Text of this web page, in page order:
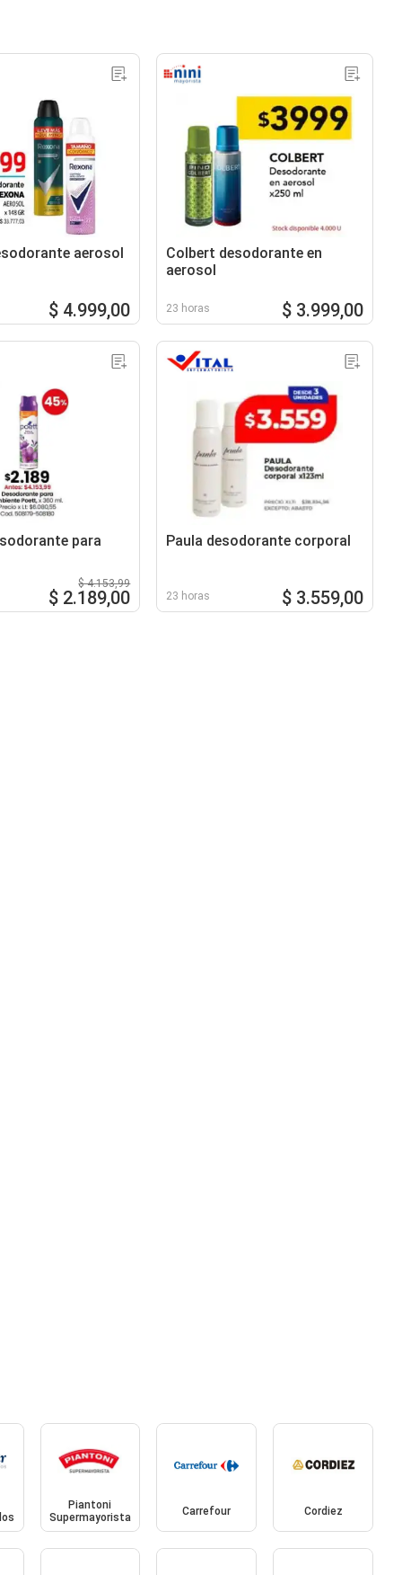
aerosol
$ 4.999,00
Colbert desodorante en
aerosol
23 horas $ 3.999,00
para
$ 4.153,99
$ 2.189,00
Paula desodorante corporal
23 horas $ 3.559,00
Piantoni
Supermayorista
Carrefour Cordiez